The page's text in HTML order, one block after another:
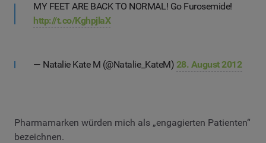
MY FEET ARE BACK TO NORMAL! Go Furosemide!
http://t.co/KghpjlaX
— Natalie Kate M (@Natalie_KateM) 28. August 2012
Pharmamarken würden mich als „engagierten Patienten“
bezeichnen.